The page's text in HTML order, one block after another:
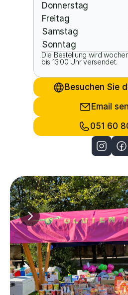
Donnerstag
Freitag
Samstag
Sonntag
Die Bestellung wird
bis 13:00 Uhr versendet.
Besuchen Sie
Email
051 60